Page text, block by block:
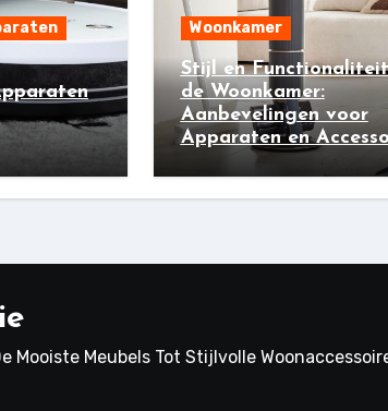
Woonkamer
Stijl en
de Woonkamer:
Aanbevelingen voor
Apparaten en
Mooiste Meubels Tot Stijlvolle